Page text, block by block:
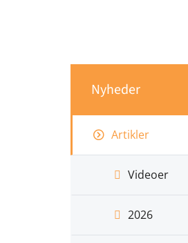
Nyheder
Artikler
Videoer
2026